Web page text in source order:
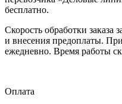
бесплатно.
Скорость обработки заказа
и внесения предоплаты.
ежедневно. Время работы
Оплата